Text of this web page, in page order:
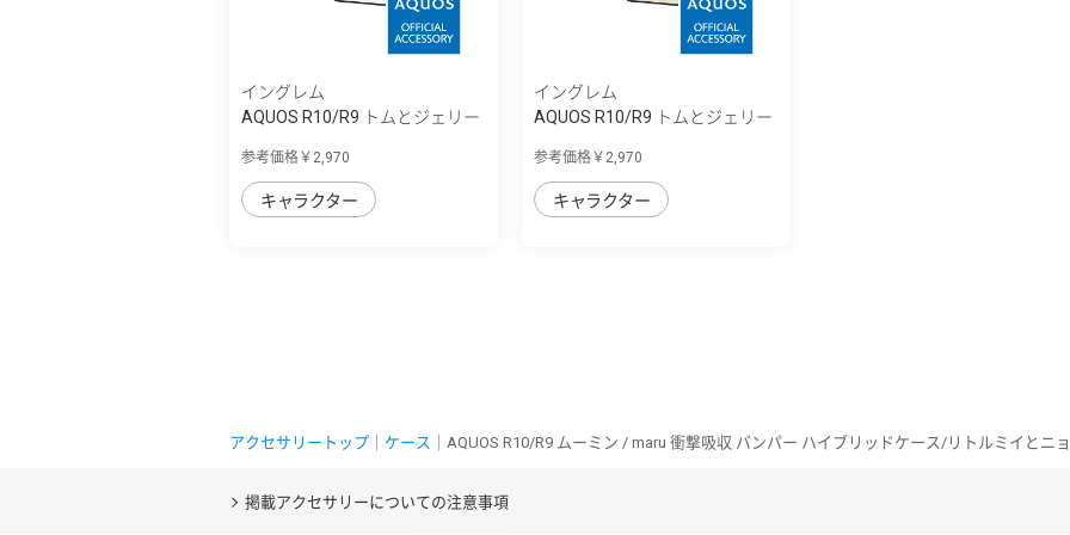
イングレム
AQUOS R10/R9 トムとジェリー
参考価格￥2,970
キャラクター
イングレム
AQUOS R10/R9 トムとジェリー
参考価格￥2,970
キャラクター
アクセサリートップ ケース ｜AQUOS R10/R9 ムーミン / maru 衝撃吸収 バンパー ハイブリッドケース/リトルミイとニ
掲載アクセサリーについての注意事項